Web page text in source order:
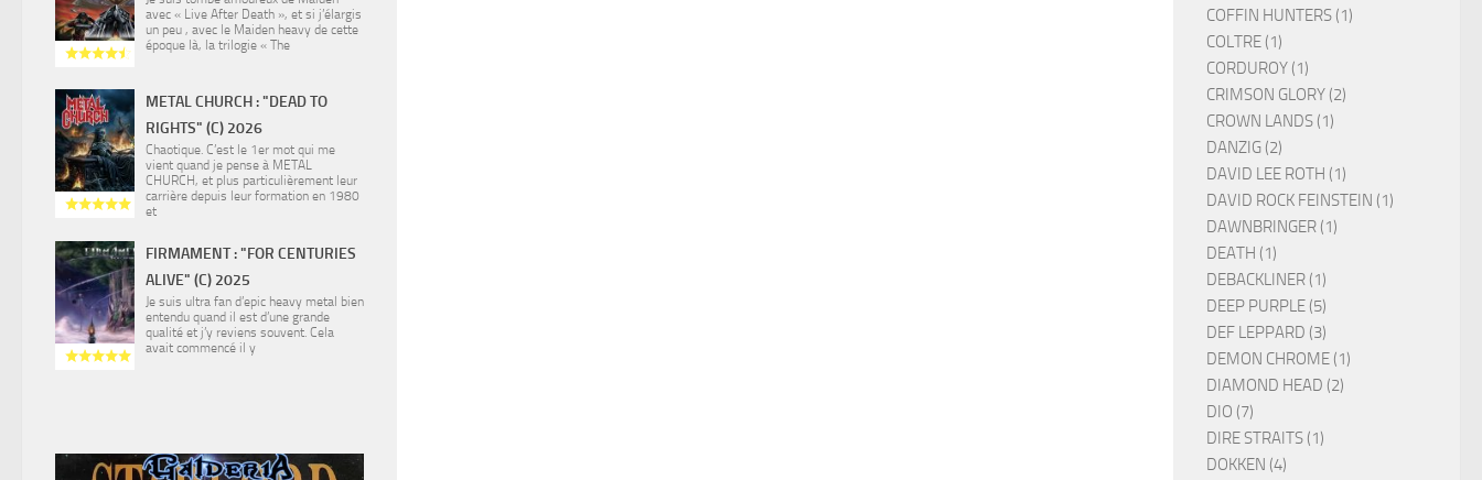
avec « Live After Death », et si j’élargis
un peu , avec le Maiden heavy de cette
époque là, la trilogie « The
METAL CHURCH : "DEAD TO
RIGHTS" (C) 2026
Chaotique. C’est le 1er mot qui me
vient quand je pense à METAL
CHURCH, et plus particulièrement leur
carrière depuis leur formation en 1980
et
FIRMAMENT : "FOR CENTURIES
ALIVE" (C) 2025
Je suis ultra fan d’epic heavy metal bien
entendu quand il est d’une grande
qualité et j’y reviens souvent. Cela
avait commencé il y
COFFIN HUNTERS (1)
COLTRE (1)
CORDUROY (1)
CRIMSON GLORY (2)
CROWN LANDS (1)
DANZIG (2)
DAVID LEE ROTH (1)
DAVID ROCK FEINSTEIN (1)
DAWNBRINGER (1)
DEATH (1)
DEBACKLINER (1)
DEEP PURPLE (5)
DEF LEPPARD (3)
DEMON CHROME (1)
DIAMOND HEAD (2)
DIO (7)
DIRE STRAITS (1)
DOKKEN (4)